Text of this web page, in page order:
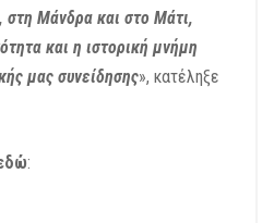
στη Μάνδρα και στο Μάτι,
και η ιστορική μνήμη
μας συνείδησης», κατέληξε
: